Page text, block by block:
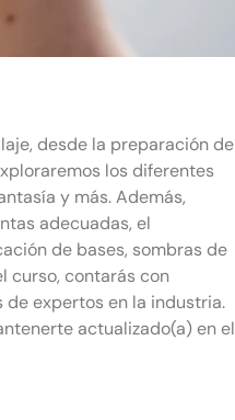
desde la preparación de
los diferentes
y más. Además,
adecuadas, el
de bases, sombras de
curso, contarás con
expertos en la industria.
actualizado(a) en el